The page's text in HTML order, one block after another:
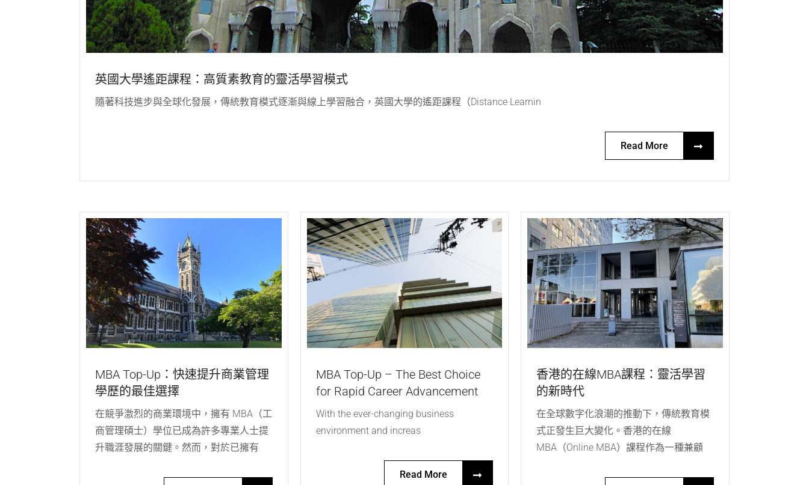
英國大學遙距課程：高質素教育的靈活學習模式
隨著科技進步與全球化發展，傳統教育模式逐漸與線上學習融合，英國大學的遙距課程（Distance Learnin
Read More
MBA Top-Up：快速提升商業管理
學歷的最佳選擇
在競爭激烈的商業環境中，擁有 MBA（工
商管理碩士）學位已成為許多專業人士提
升職涯發展的關鍵。然而，對於已擁有
MBA Top-Up – The Best Choice
for Rapid Career Advancement
With the ever-changing business
environment and increas
Read More
香港的在線MBA課程：靈活學習
的新時代
在全球數字化浪潮的推動下，傳統教育模
式正發生巨大變化。香港的在線
MBA（Online MBA）課程作為一種兼顧